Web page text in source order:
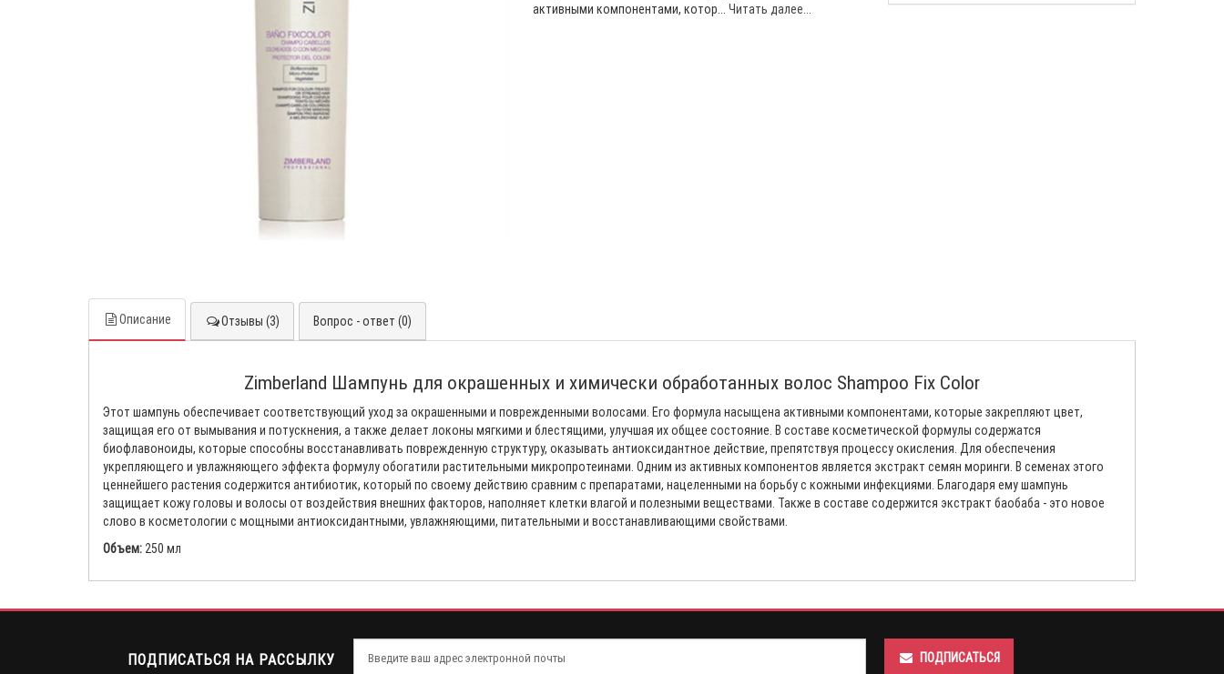
активными компонентами, котор... Читать далее...
Описание Отзывы (3) Вопрос - ответ (0)
Zimberland Шампунь для окрашенных и химически обработанных волос Shampoo Fix Color
Этот шампунь обеспечивает соответствующий уход за окрашенными и поврежденными волосами. Его формула насыщена активными компонентами, которые закрепляют цвет,
защищая его от вымывания и потускнения, а также делает локоны мягкими и блестящими, улучшая их общее состояние. В составе косметической формулы содержатся
биофлавоноиды, которые способны восстанавливать поврежденную структуру, оказывать антиоксидантное действие, препятствуя процессу окисления. Для обеспечения
укрепляющего и увлажняющего эффекта формулу обогатили растительными микропротеинами. Одним из активных компонентов является экстракт семян моринги. В семенах этого
ценнейшего растения содержится антибиотик, который по своему действию сравним с препаратами, нацеленными на борьбу с кожными инфекциями. Благодаря ему шампунь
защищает кожу головы и волосы от воздействия внешних факторов, наполняет клетки влагой и полезными веществами. Также в составе содержится экстракт баобаба - это новое
слово в косметологии с мощными антиоксидантными, увлажняющими, питательными и восстанавливающими свойствами.
Объем: 250 мл
ПОДПИСАТЬСЯ НА РАССЫЛКУ ПОДПИСАТЬСЯ